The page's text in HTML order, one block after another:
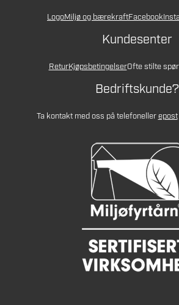
LogoMiljø og bærekraftFacebook
Kundesenter
ReturKjøpsbetingelserOfte stilte
Bedriftskunde?
Ta kontakt med oss på telefonellerepost